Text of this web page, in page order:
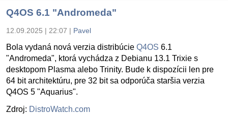
Q4OS 6.1 "Andromeda"
12.09.2025 | 22:07 | Pavel
Bola vydaná nová verzia distribúcie Q4OS 6.1
"Andromeda", ktorá vychádza z Debianu 13.1 Trixie s
desktopom Plasma alebo Trinity. Bude k dispozícii len pre
64 bit architektúru, pre 32 bit sa odporúča staršia verzia
Q4OS 5 "Aquarius".
Zdroj: DistroWatch.com